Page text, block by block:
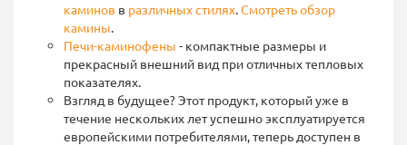
каминов в различных стилях.Смотреть обзор
камины.
Печи-каминофены - компактные размеры и
прекрасный внешний вид при отличных тепловых
показателях.
Взгляд в будущее? Этот продукт, который уже в
течение нескольких лет успешно эксплуатируется
европейскими потребителями, теперь доступен в